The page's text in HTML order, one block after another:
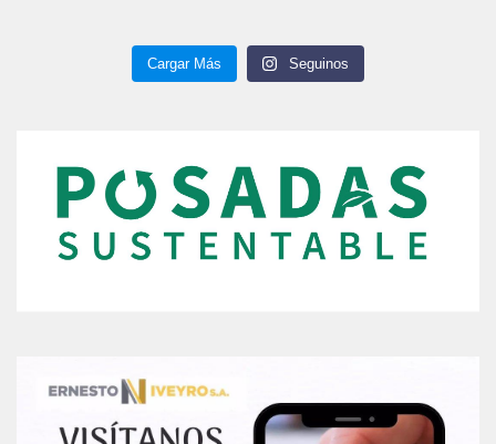
Cargar Más Seguinos